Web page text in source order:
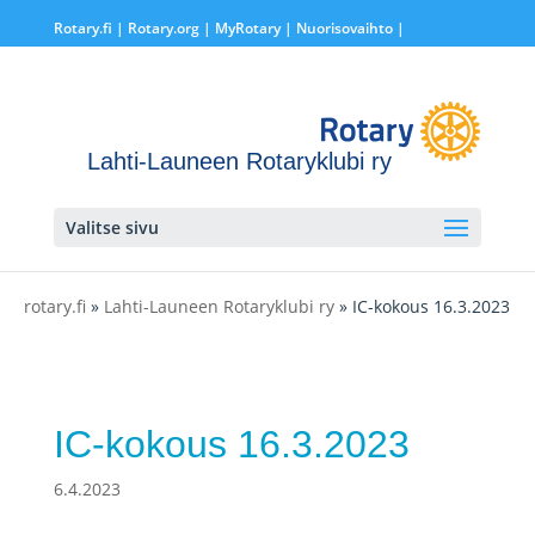
Rotary.fi | Rotary.org| MyRotary | Nuorisovaihto|
Lahti-Launeen Rotaryklubi ry
Valitse sivu
rotary.fi » Lahti-Launeen Rotaryklubi ry » IC-kokous 16.3.2023
IC-kokous 16.3.2023
6.4.2023